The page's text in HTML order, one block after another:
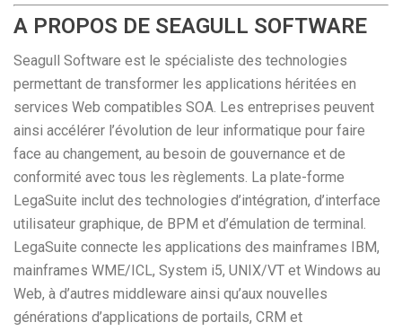
A PROPOS DE SEAGULL SOFTWARE
Seagull Software est le spécialiste des technologies
permettant de transformer les applications héritées en
services Web compatibles SOA. Les entreprises peuvent
ainsi accélérer l’évolution de leur informatique pour faire
face au changement, au besoin de gouvernance et de
conformité avec tous les règlements. La plate-forme
LegaSuite inclut des technologies d’intégration, d’interface
utilisateur graphique, de BPM et d’émulation de terminal.
LegaSuite connecte les applications des mainframes IBM,
mainframes WME/ICL, System i5, UNIX/VT et Windows au
Web, à d’autres middleware ainsi qu’aux nouvelles
générations d’applications de portails, CRM et